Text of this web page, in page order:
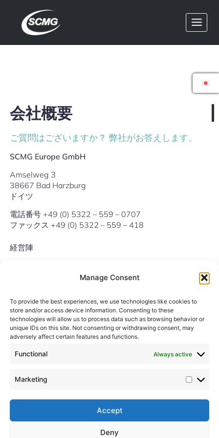
Manage Consent
To provide the best experiences, we use technologies like cookies to
store and/or access device information. Consenting to these
technologies will allow us to process data such as browsing behavior or
unique IDs on this site. Not consenting or withdrawing consent, may
adversely affect certain features and functions.
Functional Always active
Marketing
Accept
Deny
会社概要
ご質問はございますか？ 弊社がお答えします。
SCMG Europe GmbH
Amselweg 3
38667 Bad Harzburg
ドイツ
電話番号 +49 (0) 5322 – 559 – 0707
ファックス +49 (0) 5322 – 559 – 418
経営陣
ブラウンシュバイク区裁判所
HRB: 204297
付加価値税ID
DE 290 635 912